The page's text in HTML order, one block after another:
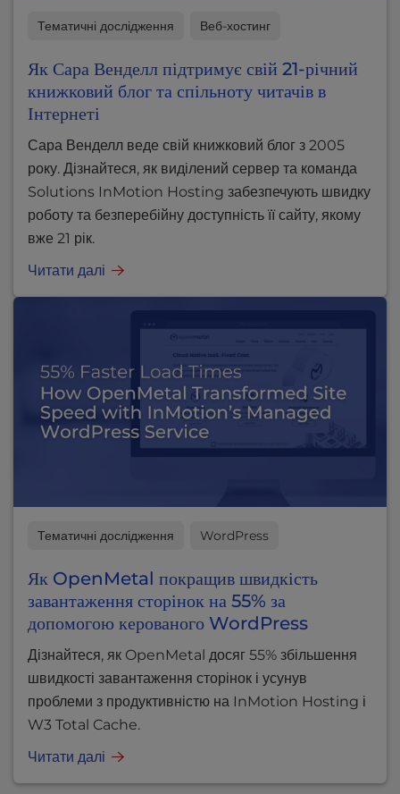
Тематичні дослідження Веб-хостинг
Як Сара Венделл підтримує свій 21-річний
книжковий блог та спільноту читачів в
Інтернеті
Сара Венделл веде свій книжковий блог з 2005
року. Дізнайтеся, як виділений сервер та команда
Solutions InMotion Hosting забезпечують швидку
роботу та безперебійну доступність її сайту, якому
вже 21 рік.
Читати далі
Тематичні дослідження WordPress
Як OpenMetal покращив швидкість
завантаження сторінок на 55% за
допомогою керованого WordPress
Дізнайтеся, як OpenMetal досяг 55% збільшення
швидкості завантаження сторінок і усунув
проблеми з продуктивністю на InMotion Hosting і
W3 Total Cache.
Читати далі